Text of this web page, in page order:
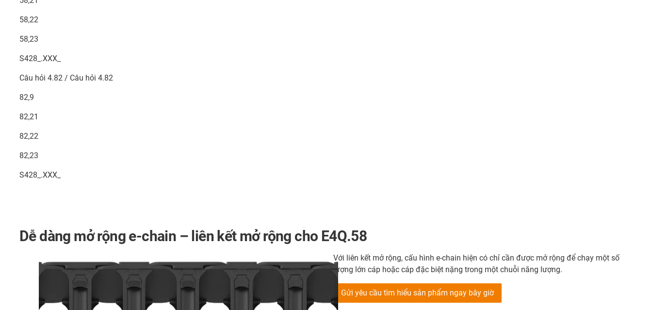
58,22
58,23
S428_.XXX_
Câu hỏi 4.82 / Câu hỏi 4.82
82,9
82,21
82,22
82,23
S428_.XXX_
Dễ dàng mở rộng e-chain – liên kết mở rộng cho E4Q.58
Với liên kết mở rộng, cấu hình e-chain hiện có chỉ cần được mở rộng để chạy một số
lượng lớn cáp hoặc cáp đặc biệt nặng trong một chuỗi năng lượng.
Gửi yêu cầu tìm hiểu sản phẩm ngay bây giờ